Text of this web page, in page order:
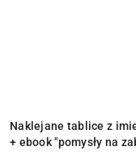
Naklejane tablice z
+ ebook "pomysły na